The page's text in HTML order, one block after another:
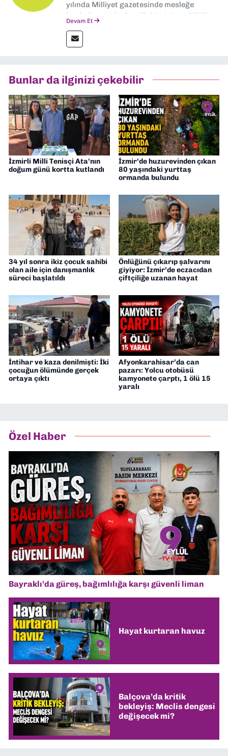
yılında Milliyet gazetesinde mesleğe
başladım. Ardından Türkiye’nin en köklü
muhabir, editör, müdür yardımcısı ve spor
müdürü olarak görev yaptım. Ayrıca Yeni
Gazetesi'nde editörlük yapıyorum
Devam Et
Bunlar da ilginizi çekebilir
İzmirli Milli Tenisçi Ata’nın
doğum günü kortta kutlandı
İzmir’de huzurevinden çıkan
80 yaşındaki yurttaş
ormanda bulundu
34 yıl sonra ikiz çocuk sahibi
olan aile için danışmanlık
süreci başlatıldı
Önlüğünü çıkarıp şalvarını
giyiyor: İzmir’de eczacıdan
çiftçiliğe uzanan hayat
İntihar ve kaza denilmişti: İki
çocuğun ölümünde gerçek
ortaya çıktı
Afyonkarahisar’da can
pazarı: Yolcu otobüsü
kamyonete çarptı, 1 ölü 15
yaralı
Özel Haber
Bayraklı’da güreş, bağımlılığa karşı güvenli liman
Hayat kurtaran havuz
Balçova’da kritik
bekleyiş: Meclis dengesi
değişecek mi?